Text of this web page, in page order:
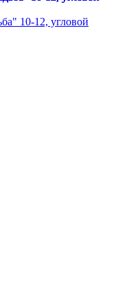
10-12, угловой